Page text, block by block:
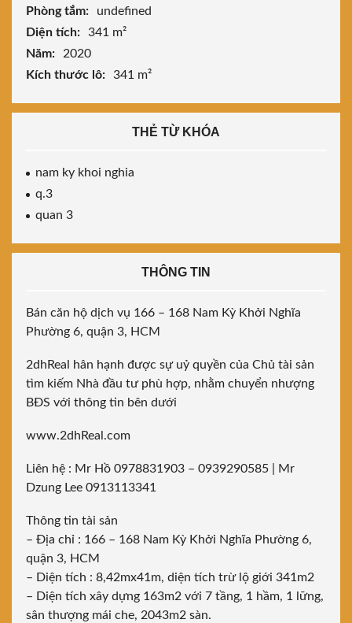
Phòng tắm:
undefined
Diện tích:
341 m²
Năm:
2020
Kích thước lô:
341 m²
THẺ TỪ KHÓA
nam ky khoi nghia
q.3
quan 3
THÔNG TIN
Bán căn hộ dịch vụ 166 – 168 Nam Kỳ Khởi Nghĩa
Phường 6, quận 3, HCM
2dhReal hân hạnh được sự uỷ quyền của Chủ tài sản
tìm kiếm Nhà đầu tư phù hợp, nhằm chuyển nhượng
BĐS với thông tin bên dưới
www.2dhReal.com
Liên hệ : Mr Hồ 0978831903 – 0939290585 | Mr
Dzung Lee 0913113341
Thông tin tài sản
– Địa chỉ : 166 – 168 Nam Kỳ Khởi Nghĩa Phường 6,
quận 3, HCM
– Diện tích : 8,42mx41m, diện tích trừ lộ giới 341m2
– Diện tích xây dựng 163m2 với 7 tầng, 1 hầm, 1 lững,
sân thượng mái che, 2043m2 sàn.